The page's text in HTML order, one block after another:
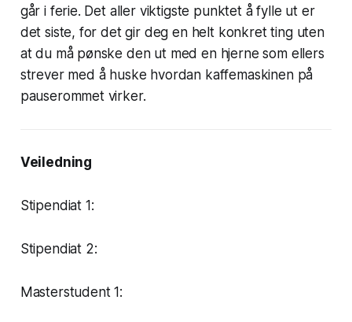
går i ferie. Det aller viktigste punktet å fylle ut er
det siste, for det gir deg en helt konkret ting uten
at du må pønske den ut med en hjerne som ellers
strever med å huske hvordan kaffemaskinen på
pauserommet virker.
Veiledning
Stipendiat 1:
Stipendiat 2:
Masterstudent 1: